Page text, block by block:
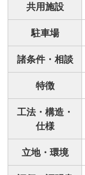
共用施設
駐車場
諸条件・相談
特徴
工法・構造・
仕様
立地・環境